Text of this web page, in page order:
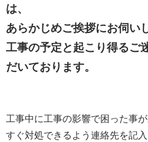
は、
あらかじめご挨拶にお伺いし
工事の予定と起こり得るご
だいております。
工事中に工事の影響で困った事が
すぐ対処できるよう連絡先を記